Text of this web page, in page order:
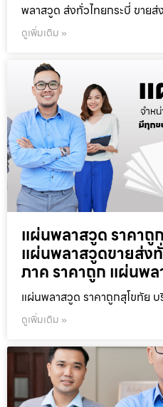
พลาสวูด ส่งทั่วไทยกระบี่ ขาย
ดูเพิ่มเติม »
แผ่นพลาสวูด ราคาถู
แผ่นพลาสวูดขายส่ง
ภาค ราคาถูก แผ่นพ
แผ่นพลาสวูด ราคาถูกสุโขทัย
ดูเพิ่มเติม »